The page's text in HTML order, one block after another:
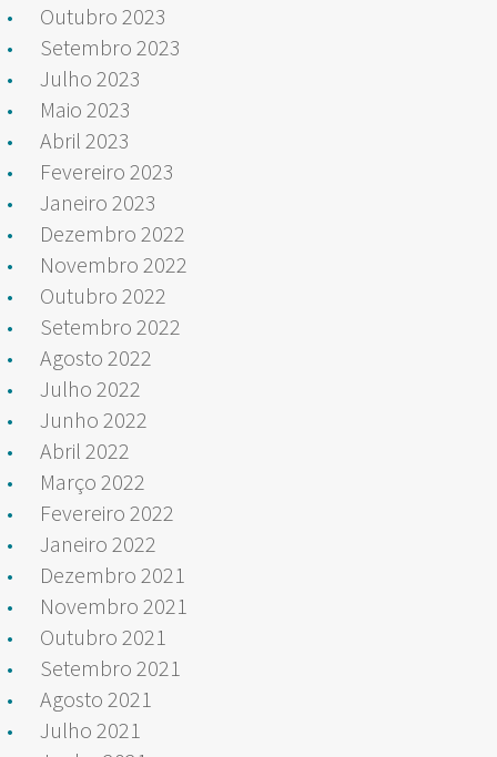
Outubro 2023
Setembro 2023
Julho 2023
Maio 2023
Abril 2023
Fevereiro 2023
Janeiro 2023
Dezembro 2022
Novembro 2022
Outubro 2022
Setembro 2022
Agosto 2022
Julho 2022
Junho 2022
Abril 2022
Março 2022
Fevereiro 2022
Janeiro 2022
Dezembro 2021
Novembro 2021
Outubro 2021
Setembro 2021
Agosto 2021
Julho 2021